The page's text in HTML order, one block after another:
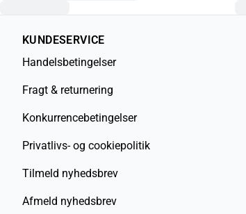
KUNDESERVICE
Handelsbetingelser
Fragt & returnering
Konkurrencebetingelser
Privatlivs- og cookiepolitik
Tilmeld nyhedsbrev
Afmeld nyhedsbrev